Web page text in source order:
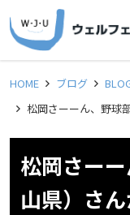
HOME ブログ
松岡さーーん、野球
松岡さー
山県）さん